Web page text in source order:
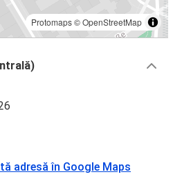
Protomaps©OpenStreetMap
adresă în Google Maps